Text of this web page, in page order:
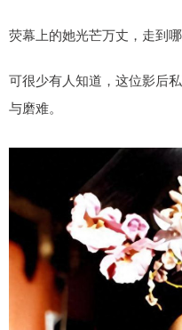
荧幕上的她光芒万丈，走到哪
可很少有人知道，这位影后
与磨难。